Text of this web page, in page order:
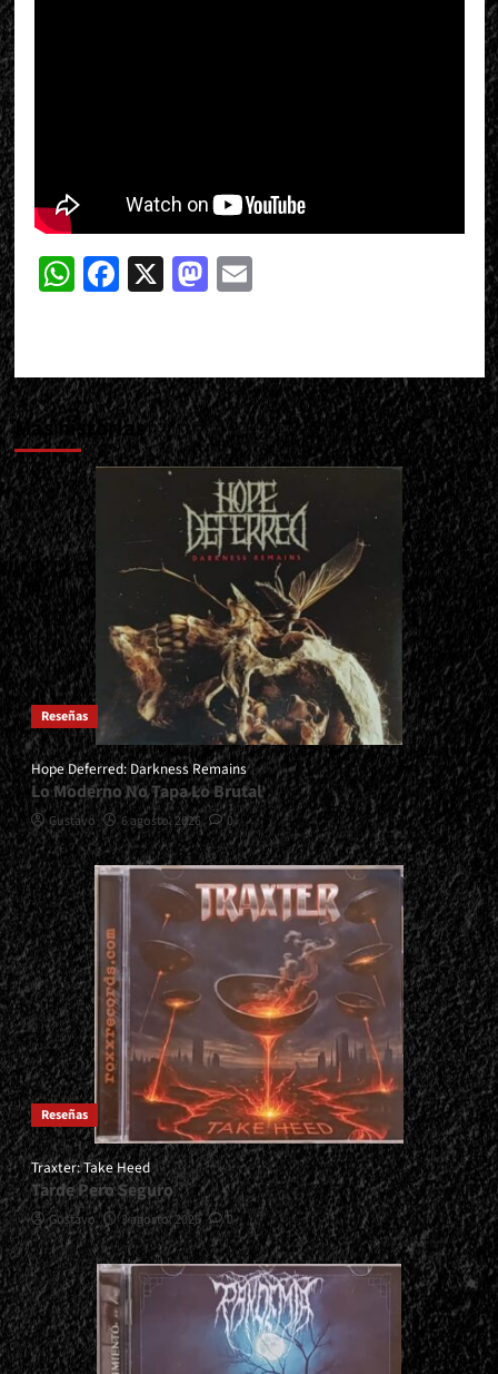
WhatsApp
Facebook
X Mastodon
Email
Más historias
Reseñas
Hope Deferred: Darkness Remains
Lo Moderno No Tapa Lo Brutal
Gustavo 6 agosto, 2026 0
Reseñas
Traxter: Take Heed
Tarde Pero Seguro
Gustavo 3 agosto, 2026 0